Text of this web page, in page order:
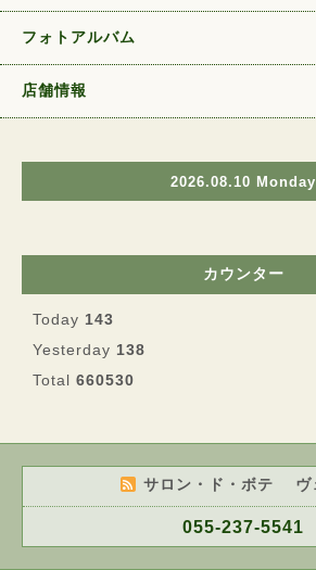
フォトアルバム
店舗情報
2026.08.10 Monday
カウンター
Today 143
Yesterday 138
Total 660530
サロン・ド・ボテ ヴ
055-237-5541